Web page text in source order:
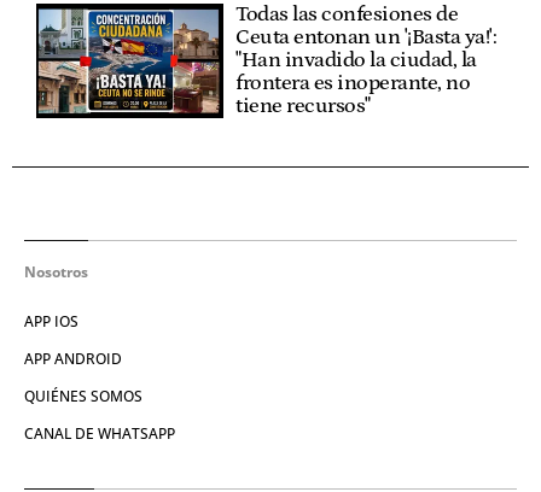
Todas las confesiones de
Ceuta entonan un '¡Basta ya!':
"Han invadido la ciudad, la
frontera es inoperante, no
tiene recursos"
Nosotros
APP IOS
APP ANDROID
QUIÉNES SOMOS
CANAL DE WHATSAPP